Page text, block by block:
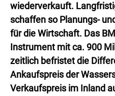
wiederverkauft.
schaffen so Planungs-
für die Wirtschaft. Das
Instrument mit ca. 900
zeitlich befristet die
Ankaufspreis der
Verkaufspreis im Inland